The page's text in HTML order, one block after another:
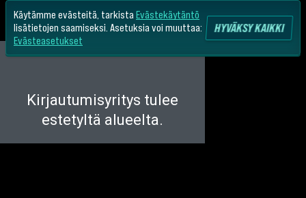
Käytämme evästeitä, tarkista Evästekäytäntö
lisätietojen saamiseksi. Asetuksia voi muuttaa:
Evästeasetukset
HYVÄKSY KAIKKI